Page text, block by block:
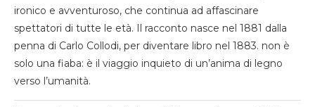
ironico e avventuroso, che continua ad affascinare
spettatori di tutte le età. Il racconto nasce nel 1881 dalla
penna di Carlo Collodi, per diventare libro nel 1883. non è
solo una fiaba: è il viaggio inquieto di un’anima di legno
verso l’umanità.